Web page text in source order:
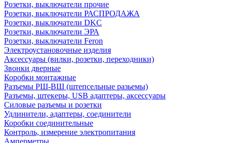
Розетки, выключатели прочие
Розетки, выключатели РАСПРОДАЖА
Розетки, выключатели DKC
Розетки, выключатели ЭРА
Розетки, выключатели Feron
Электроустановочные изделия
Аксессуары (вилки, розетки, переходники)
Звонки дверные
Коробки монтажные
Разъемы РШ-ВШ (штепсельные разьемы)
Разъемы, штекеры, USB адаптеры, аксессуары
Силовые разъемы и розетки
Удлинители, адаптеры, соединители
Коробки соединительные
Контроль, измерение электропитания
Амперметры